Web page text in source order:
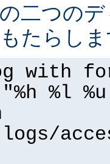
二つの
たらし
with
%l
logs/